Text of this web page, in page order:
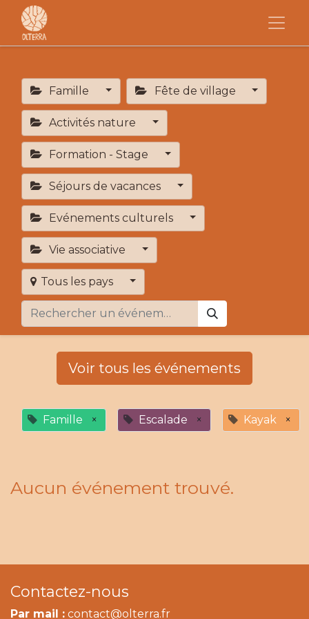
Famille Fête de village
Activités nature
Formation - Stage
Séjours de vacances
Evénements culturels
Vie associative
Tous les pays
Voir tous les événements
Famille × Escalade × Kayak ×
Aucun événement trouvé.
Contactez-nous
Par mail : contact@olterra.fr